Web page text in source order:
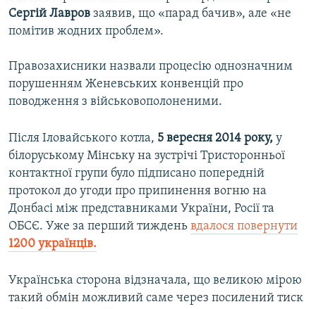
Сергій Лавров заявив, що «парад бачив», але «не
помітив жодних проблем».
Правозахисники назвали процесію однозначним
порушенням Женевських конвенцій про
поводження з військовополоненими.
Після Іловайського котла, 5 вересня 2014 року, у
білоруському Мінську на зустрічі Тристоронньої
контактної групи було підписано попередній
протокол до угоди про припинення вогню на
Донбасі між представниками України, Росії та
ОБСЄ. Уже за перший тиждень вдалося повернути
1200 українців.
Українська сторона відзначала, що великою мірою
такий обмін можливий саме через посилений тиск